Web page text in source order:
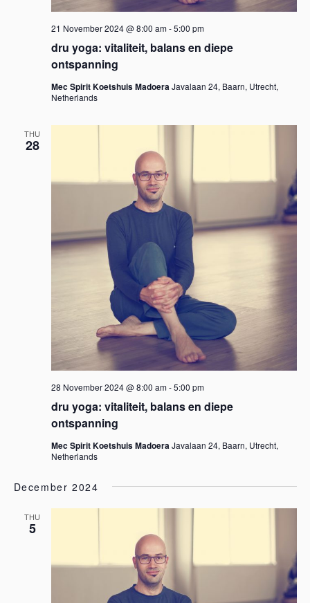
dru yoga: vitaliteit, balans en diepe
ontspanning
21 November 2024 @ 8:00 am-5:00 pm
Mec Spirit Koetshuis MadoeraJavalaan 24, Baarn, Utrecht,
Netherlands
THU
28
dru yoga: vitaliteit, balans en diepe
ontspanning
28 November 2024 @ 8:00 am-5:00 pm
Mec Spirit Koetshuis MadoeraJavalaan 24, Baarn, Utrecht,
Netherlands
December 2024
THU
5